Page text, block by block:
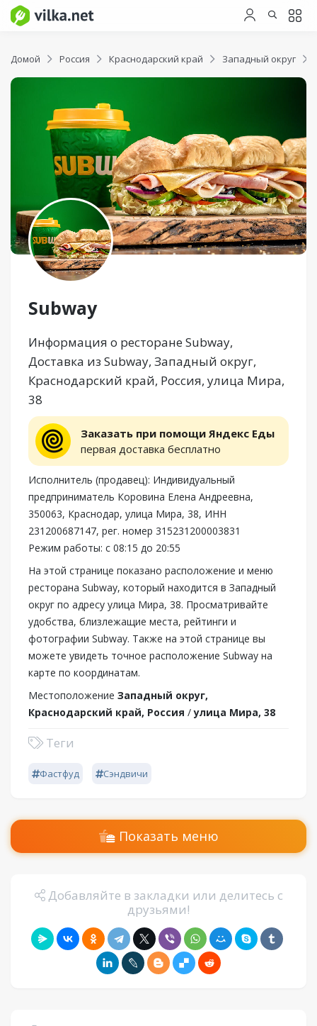
Домой Россия Краснодарский край Западный округ
Subway
Информация о ресторане Subway,
Доставка из Subway, Западный округ,
Краснодарский край, Россия, улица Мира,
38
Заказать при помощи Яндекс Еды
первая доставка бесплатно
Исполнитель (продавец): Индивидуальный
предприниматель Коровина Елена Андреевна,
350063, Краснодар, улица Мира, 38, ИНН
231200687147, рег. номер 315231200003831
Режим работы: с 08:15 до 20:55
На этой странице показано расположение и меню
ресторана Subway, который находится в Западный
округ по адресу улица Мира, 38. Просматривайте
удобства, близлежащие места, рейтинги и
фотографии Subway. Также на этой странице вы
можете увидеть точное расположение Subway на
карте по координатам.
Местоположение Западный округ,
Краснодарский край, Россия /улица Мира, 38
Теги
Фастфуд Сэндвичи
Показать меню
Добавляйте в закладки или делитесь с
друзьями!